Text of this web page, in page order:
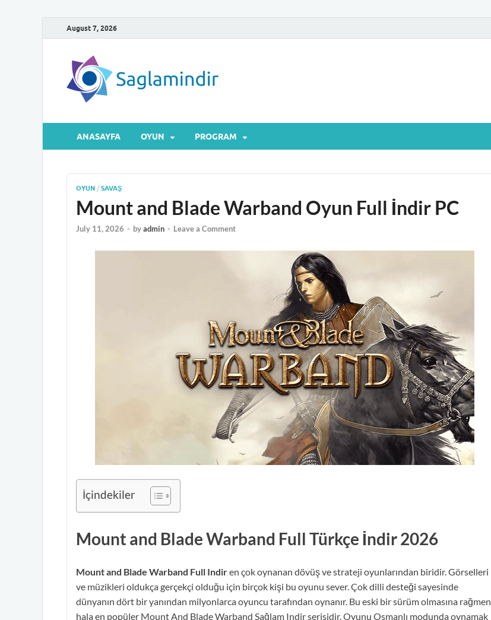
August 7, 2026
ANASAYFA OYUN PROGRAM
OYUN / SAVAŞ
Mount and Blade Warband Oyun Full İndir PC
July 11, 2026 - byadmin - Leave a Comment
İçindekiler
Mount and Blade Warband Full Türkçe İndir2026
Mount and Blade Warband Full Indiren çok oynanan dövüş ve strateji oyunlarından biridir. Görselleri
ve müzikleri oldukça gerçekçi olduğu için birçok kişi bu oyunu sever. Çok dilli desteği sayesinde
dünyanın dört bir yanından milyonlarca oyuncu tarafından oynanır. Bu eski bir sürüm olmasına rağmen
hala en popüler Mount And Blade Warband Sağlam Indir serisidir. Oyunu Osmanlı modunda oynamak